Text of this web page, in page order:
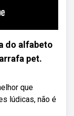
do alfabeto
pet.
que
lúdicas, não é